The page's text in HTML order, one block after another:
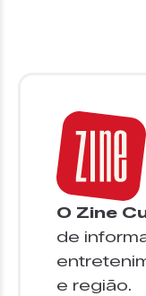
O Zine
de
e região.